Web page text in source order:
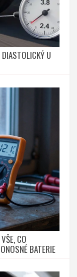
U
CO
BATERIE